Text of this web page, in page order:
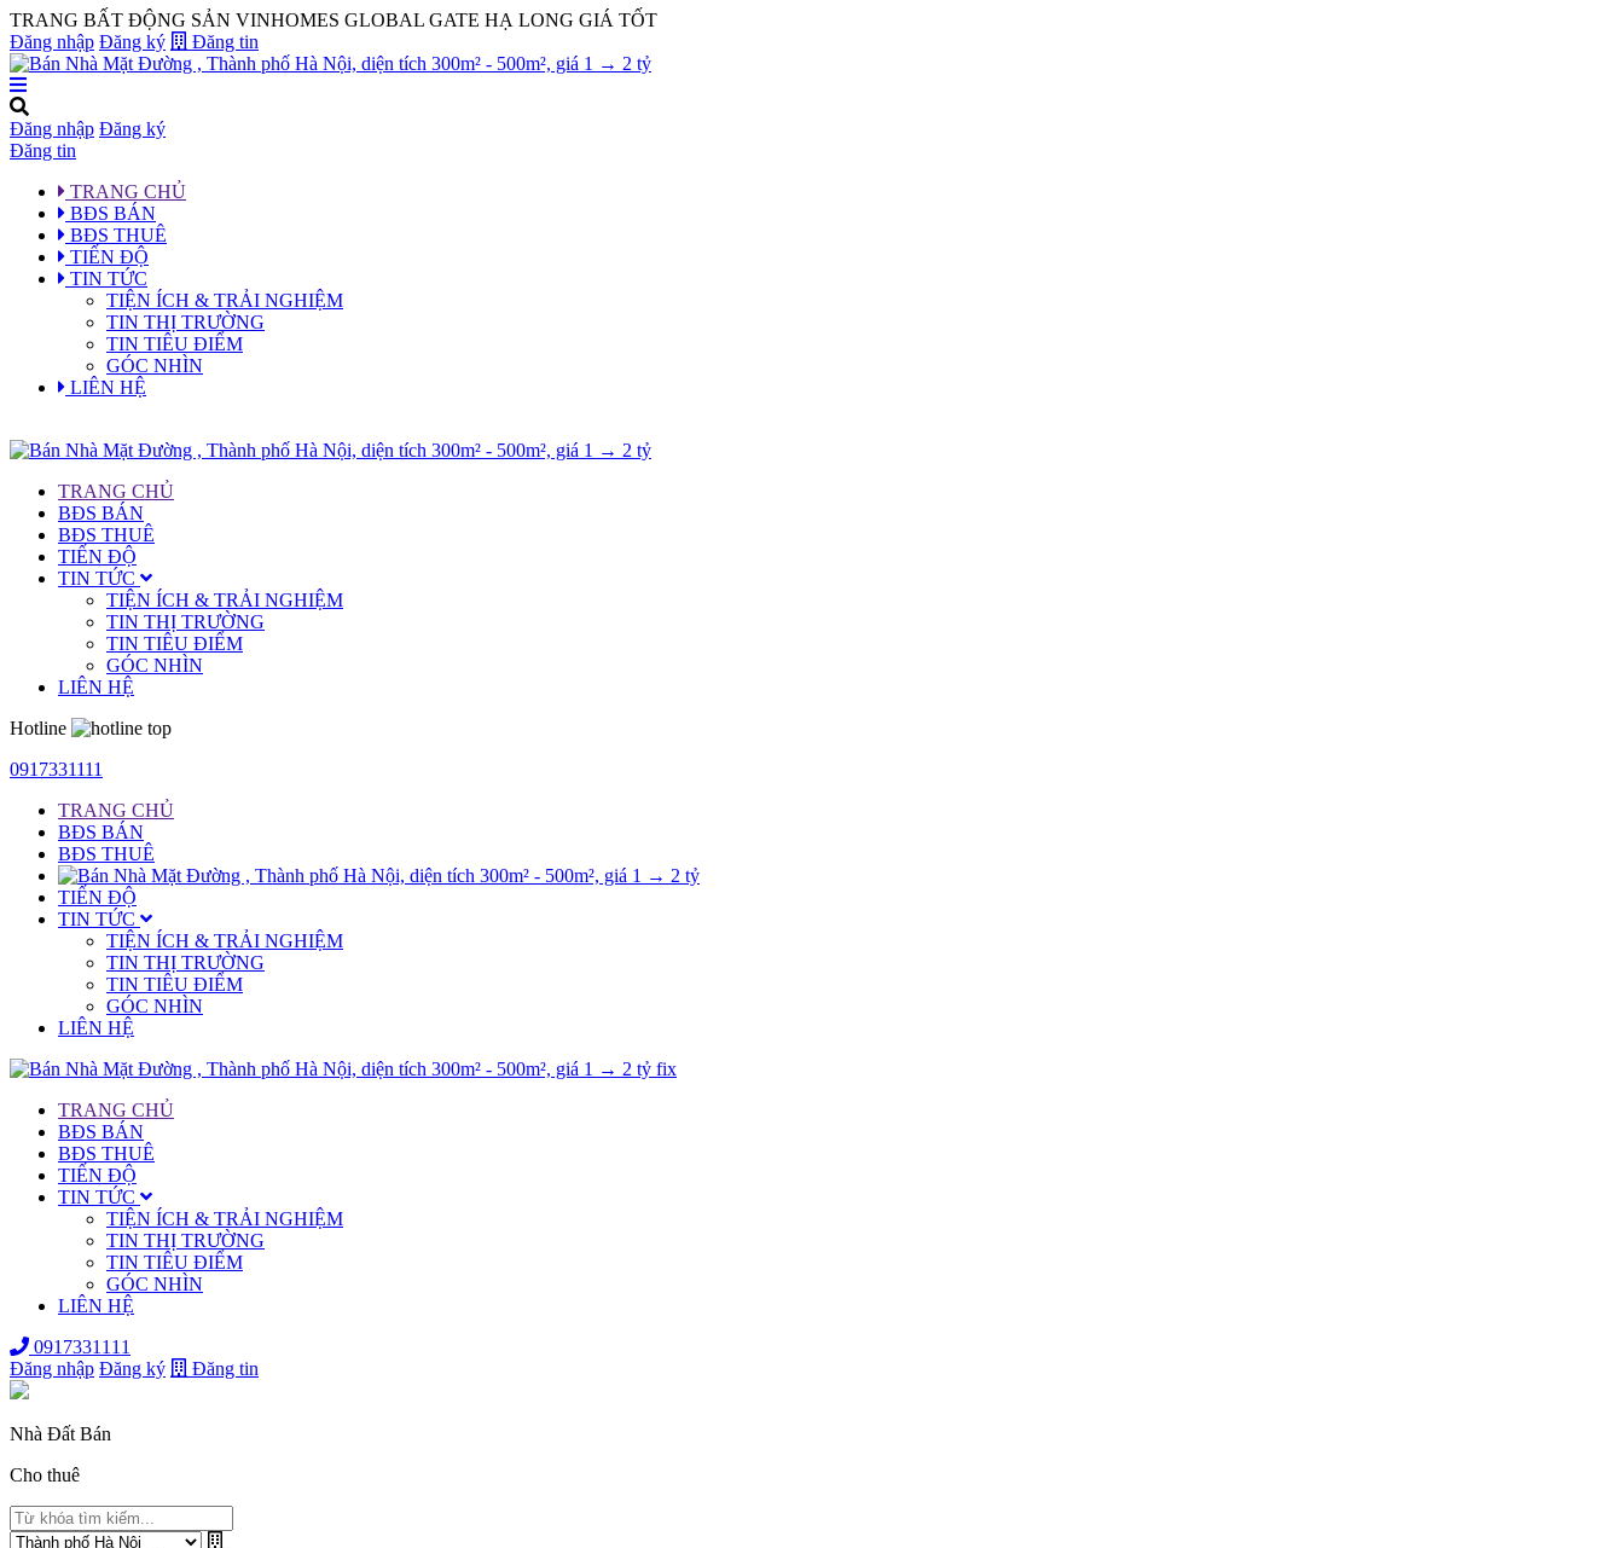
TRANG BẤT ĐỘNG SẢN VINHOMES GLOBAL GATE HẠ LONG GIÁ TỐT
Đăng nhập Đăng ký Đăng tin
Đăng nhập Đăng ký
Đăng tin
TRANG CHỦ
BĐS BÁN
BĐS THUÊ
TIẾN ĐỘ
TIN TỨC
TIỆN ÍCH & TRẢI NGHIỆM
TIN THỊ TRƯỜNG
TIN TIÊU ĐIỂM
GÓC NHÌN
LIÊN HỆ
TRANG CHỦ
BĐS BÁN
BĐS THUÊ
TIẾN ĐỘ
TIN TỨC
TIỆN ÍCH & TRẢI NGHIỆM
TIN THỊ TRƯỜNG
TIN TIÊU ĐIỂM
GÓC NHÌN
LIÊN HỆ
Hotline
0917331111
TRANG CHỦ
BĐS BÁN
BĐS THUÊ
TIẾN ĐỘ
TIN TỨC
TIỆN ÍCH & TRẢI NGHIỆM
TIN THỊ TRƯỜNG
TIN TIÊU ĐIỂM
GÓC NHÌN
LIÊN HỆ
TRANG CHỦ
BĐS BÁN
BĐS THUÊ
TIẾN ĐỘ
TIN TỨC
TIỆN ÍCH & TRẢI NGHIỆM
TIN THỊ TRƯỜNG
TIN TIÊU ĐIỂM
GÓC NHÌN
LIÊN HỆ
0917331111
Đăng nhập Đăng ký Đăng tin
Nhà Đất Bán
Cho thuê